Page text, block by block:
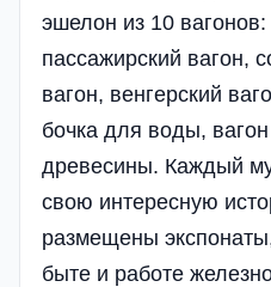
эшелон из 10
пассажирский вагон,
вагон, венгерский
бочка для воды,
древесины. Каждый
свою интересную
размещены
быте и работе